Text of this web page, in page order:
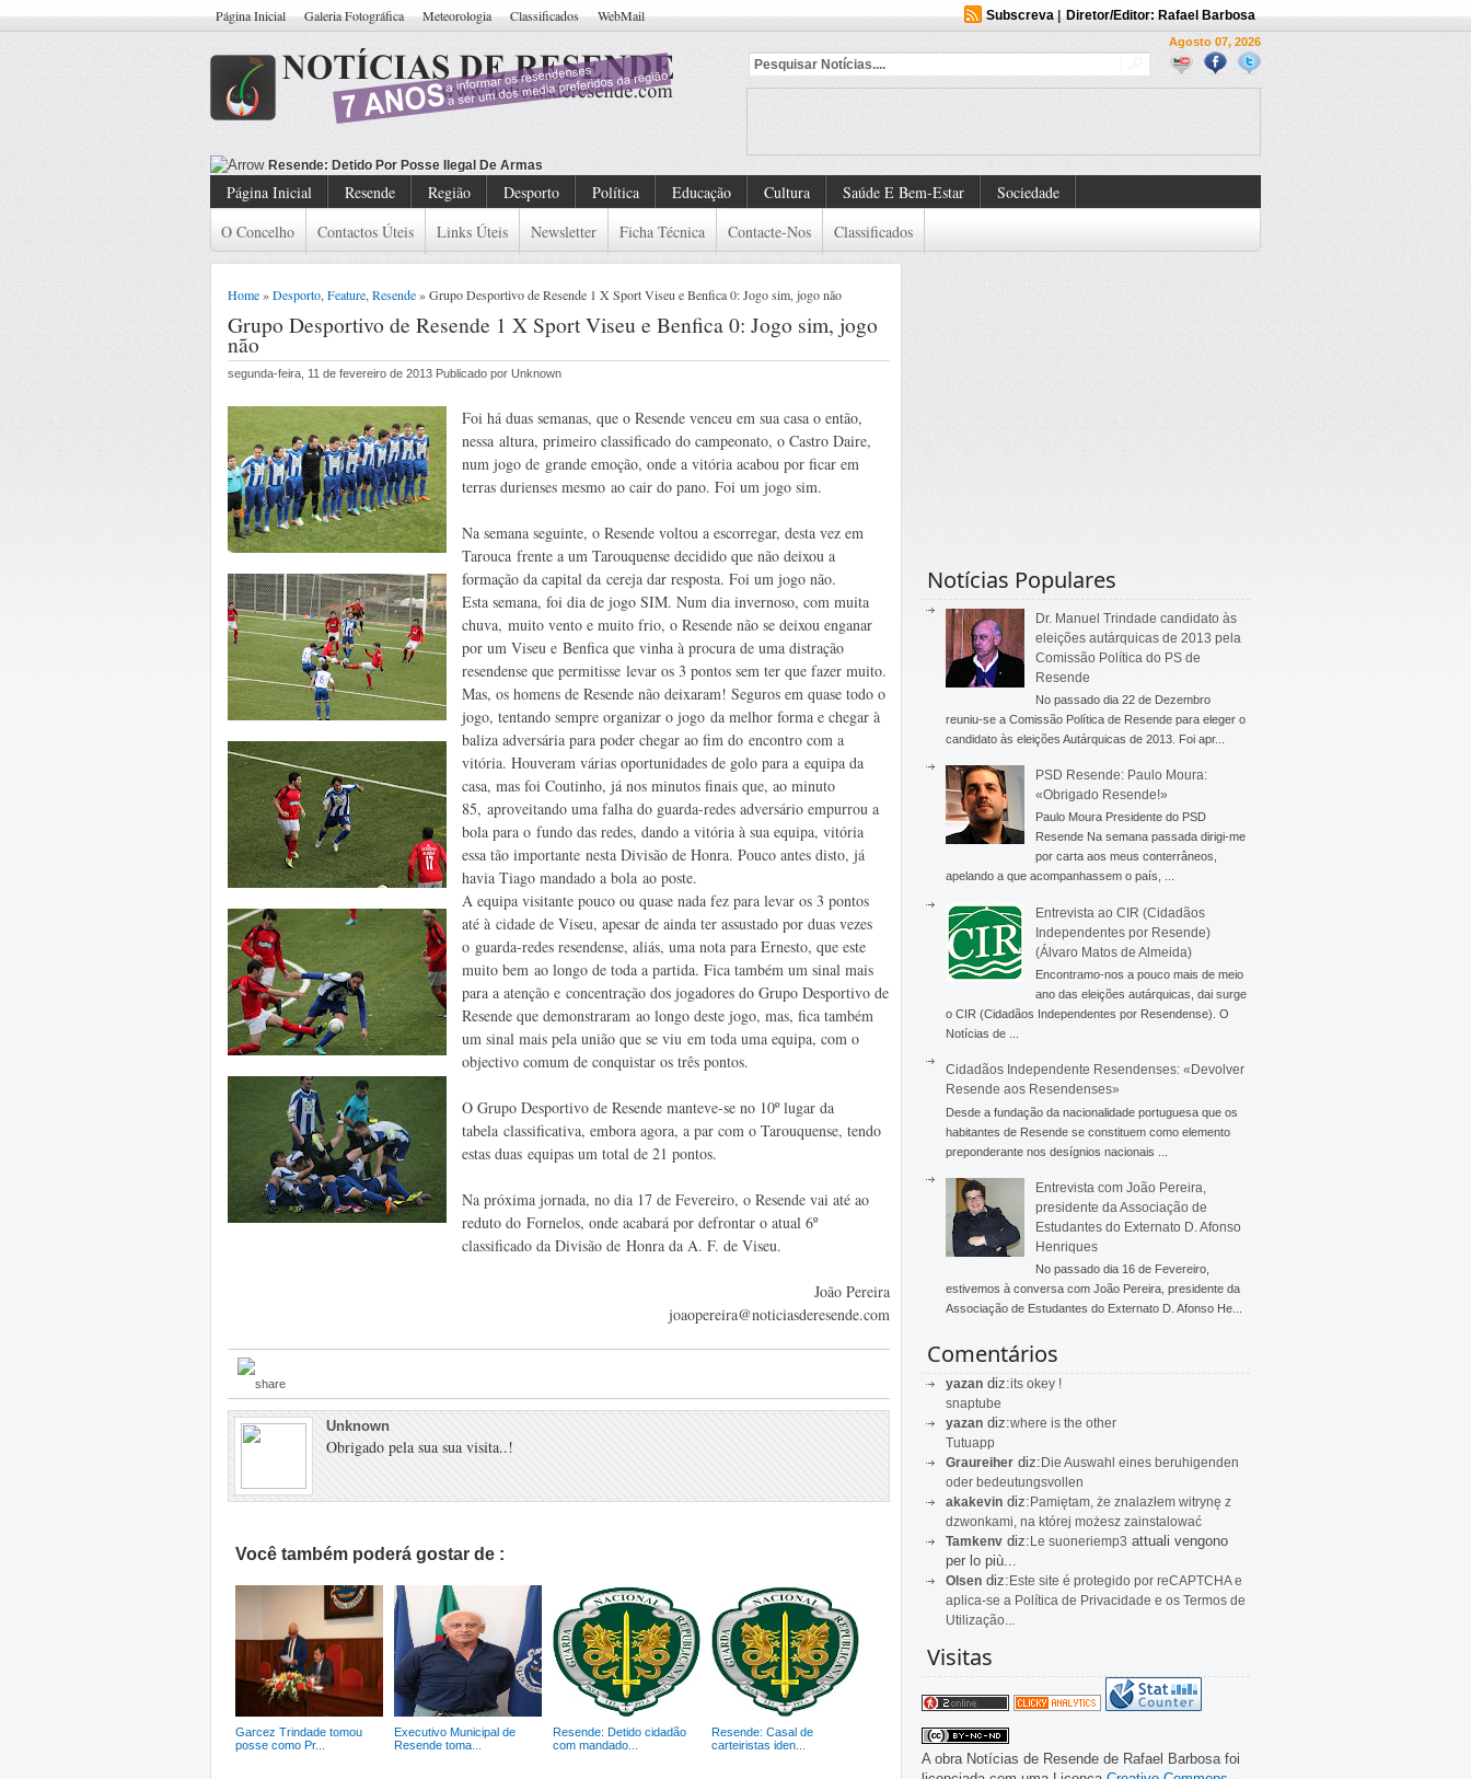
Página Inicial Galeria Fotográfica Meteorologia Classificados WebMail Subscreva| Diretor/Editor: Rafael Barbosa
Agosto 07, 2026
Resende: Detido Cid
Página Inicial Resende Região Desporto Política Educação Cultura Saúde E Bem-Estar
Sociedade
O Concelho
Contactos Úteis Links Úteis Newsletter Ficha Técnica Contacte-Nos Classificados
Home»Desporto Feature Resende» Grupo Desportivo de Resende 1 X Sport Viseu e Benfica 0: Jogo sim, jogo não
Grupo Desportivo de Resende 1 X Sport Viseu e Benfica 0: Jogo sim, jogo
não
segunda-feira, 11 de fevereiro de 2013 Publicado por Unknown
Foi há duas semanas, que o Resende venceu em sua casa o então,
nessa altura, primeiro classificado do campeonato, o Castro Daire,
num jogo de grande emoção, onde a vitória acabou por ficar em
terras durienses mesmo ao cair do pano. Foi um jogo sim.
Na semana seguinte, o Resende voltou a escorregar, desta vez em
Tarouca frente a um Tarouquense decidido que não deixou a
formação da capital da cereja dar resposta. Foi um jogo não.
Esta semana, foi dia de jogo SIM. Num dia invernoso, com muita
chuva, muito vento e muito frio, o Resende não se deixou enganar
por um Viseu e Benfica que vinha à procura de uma distração
resendense que permitisse levar os 3 pontos sem ter que fazer muito.
Mas, os homens de Resende não deixaram! Seguros em quase todo o
jogo, tentando sempre organizar o jogo da melhor forma e chegar à
baliza adversária para poder chegar ao fim do encontro com a
vitória. Houveram várias oportunidades de golo para a equipa da
casa, mas foi Coutinho, já nos minutos finais que, ao minuto
85, aproveitando uma falha do guarda-redes adversário empurrou a
bola para o fundo das redes, dando a vitória à sua equipa, vitória
essa tão importante nesta Divisão de Honra. Pouco antes disto, já
havia Tiago mandado a bola ao poste.
A equipa visitante pouco ou quase nada fez para levar os 3 pontos
até à cidade de Viseu, apesar de ainda ter assustado por duas vezes
o guarda-redes resendense, aliás, uma nota para Ernesto, que este
muito bem ao longo de toda a partida. Fica também um sinal mais
para a atenção e concentração dos jogadores do Grupo Desportivo de
Resende que demonstraram ao longo deste jogo, mas, fica também
um sinal mais pela união que se viu em toda uma equipa, com o
objectivo comum de conquistar os três pontos.
O Grupo Desportivo de Resende manteve-se no 10º lugar da
tabela classificativa, embora agora, a par com o Tarouquense, tendo
estas duas equipas um total de 21 pontos.
Na próxima jornada, no dia 17 de Fevereiro, o Resende vai até ao
reduto do Fornelos, onde acabará por defrontar o atual 6º
classificado da Divisão de Honra da A. F. de Viseu.
João Pereira
joaopereira@noticiasderesende.com
Unknown
Obrigado pela sua sua visita..!
Você também poderá gostar de :
Garcez Trindade tomou
posse como Pr...
Executivo Municipal de
Resende toma...
Resende: Detido cidadão
com mandado...
Resende: Casal de
carteiristas iden...
Notícias Populares
Dr. Manuel Trindade candidato às
eleições autárquicas de 2013 pela
Comissão Política do PS de
Resende
No passado dia 22 de Dezembro
reuniu-se a Comissão Política de Resende para eleger o
candidato às eleições Autárquicas de 2013. Foi apr...
PSD Resende: Paulo Moura:
«Obrigado Resende!»
Paulo Moura Presidente do PSD
Resende Na semana passada dirigi-me
por carta aos meus conterrâneos,
apelando a que acompanhassem o país, ...
Entrevista ao CIR (Cidadãos
Independentes por Resende)
(Álvaro Matos de Almeida)
Encontramo-nos a pouco mais de meio
ano das eleições autárquicas, dai surge
o CIR (Cidadãos Independentes por Resendense). O
Notícias de ...
Cidadãos Independente Resendenses: «Devolver
Resende aos Resendenses»
Desde a fundação da nacionalidade portuguesa que os
habitantes de Resende se constituem como elemento
preponderante nos desígnios nacionais ...
Entrevista com João Pereira,
presidente da Associação de
Estudantes do Externato D. Afonso
Henriques
No passado dia 16 de Fevereiro,
estivemos à conversa com João Pereira, presidente da
Associação de Estudantes do Externato D. Afonso He...
Comentários
yazan diz:its okey !
snaptube
yazan diz:where is the other
Tutuapp
Graureiher diz:Die Auswahl eines beruhigenden
oder bedeutungsvollen
akakevin diz:Pamiętam, że znalazłem witrynę z
dzwonkami, na której możesz zainstalować
Tamkenv diz:Le suoneriemp3 attuali vengono
per lo più...
Olsen diz:Este site é protegido por reCAPTCHA e
aplica-se a Política de Privacidade e os Termos de
Utilização...
Visitas
A obra Notícias de Resende de Rafael Barbosa foi